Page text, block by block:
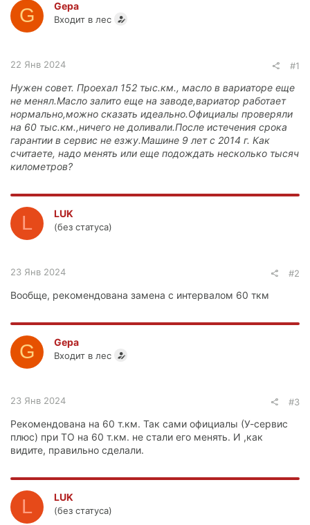
G Gepa
Входит в лес
22 Янв 2024 #1
Нужен совет. Проехал 152 тыс.км., масло в вариаторе еще
не менял.Масло залито еще на заводе,вариатор работает
нормально,можно сказать идеально.Официалы проверяли
на 60 тыс.км.,ничего не доливали.После истечения срока
гарантии в сервис не езжу.Машине 9 лет с 2014 г. Как
считаете, надо менять или еще подождать несколько тысяч
километров?
L LUK
(без статуса)
23 Янв 2024 #2
Вообще, рекомендована замена с интервалом 60 ткм
G Gepa
Входит в лес
23 Янв 2024 #3
Рекомендована на 60 т.км. Так сами официалы (У-сервис
плюс) при ТО на 60 т.км. не стали его менять. И ,как
видите, правильно сделали.
L LUK
(без статуса)